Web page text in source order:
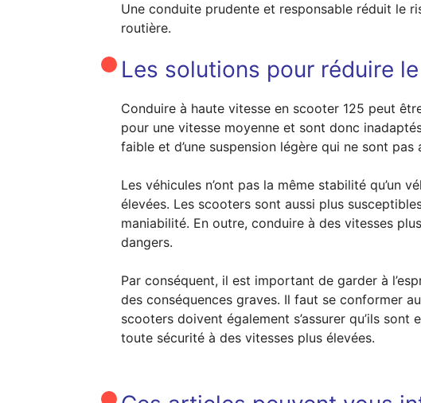
Une conduite prudente et responsable réduit le
routière.
Les solutions pour réduire
Conduire à haute vitesse en scooter 125 peut
pour une vitesse moyenne et sont donc
faible et d’une suspension légère qui ne sont
Les véhicules n’ont pas la même stabilité
élevées. Les scooters sont aussi plus
maniabilité. En outre, conduire à des vitesses
dangers.
Par conséquent, il est important de garder à
des conséquences graves. Il faut se conformer
scooters doivent également s’assurer qu’ils
toute sécurité à des vitesses plus élevées.